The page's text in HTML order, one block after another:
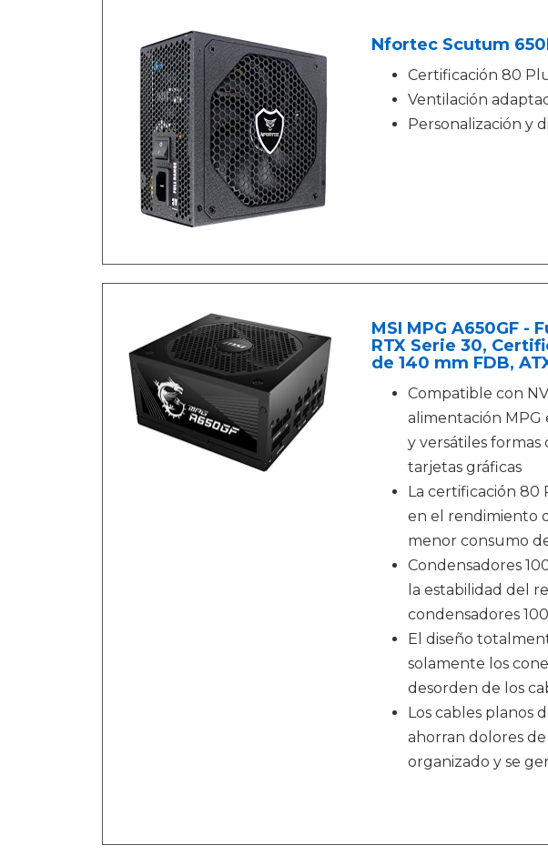
Nfortec Scutum
Certificación 80
Ventilación
Personalización y
MSI MPG A650GF
RTX Serie 30,
de 140 mm FDB,
Compatible con
alimentación MPG
y versátiles
tarjetas gráficas
La certificación 80
en el rendimiento
menor consumo
Condensadores
la estabilidad del
condensadores
El diseño
solamente los
desorden de los
Los cables planos
ahorran dolores de
organizado y se